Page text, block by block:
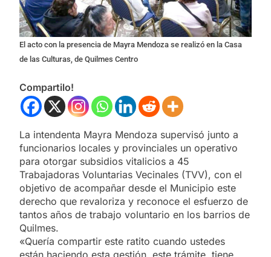
El acto con la presencia de Mayra Mendoza se realizó en la Casa
de las Culturas, de Quilmes Centro
Compartilo!
La intendenta Mayra Mendoza supervisó junto a
funcionarios locales y provinciales un operativo
para otorgar subsidios vitalicios a 45
Trabajadoras Voluntarias Vecinales (TVV), con el
objetivo de acompañar desde el Municipio este
derecho que revaloriza y reconoce el esfuerzo de
tantos años de trabajo voluntario en los barrios de
Quilmes.
«Quería compartir este ratito cuando ustedes